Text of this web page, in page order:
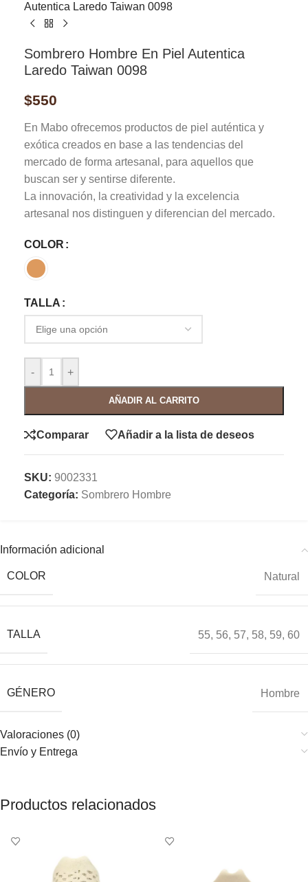
Autentica Laredo Taiwan 0098
Sombrero Hombre En Piel Autentica
Laredo Taiwan 0098
$550
En Mabo ofrecemos productos de piel auténtica y
exótica creados en base a las tendencias del
mercado de forma artesanal, para aquellos que
buscan ser y sentirse diferente.
La innovación, la creatividad y la excelencia
artesanal nos distinguen y diferencian del mercado.
COLOR
TALLA
- +
AÑADIR AL CARRITO
Comparar Añadir a la lista de deseos
SKU: 9002331
Categoría: Sombrero Hombre
Información adicional
COLOR Natural
TALLA 55, 56, 57, 58, 59, 60
GÉNERO Hombre
Valoraciones (0)
Envío y Entrega
Productos relacionados